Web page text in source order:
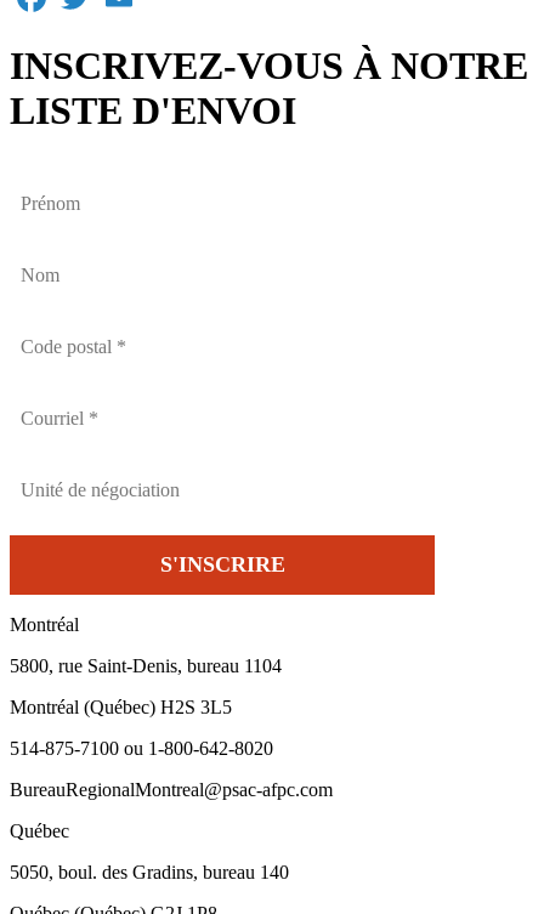
INSCRIVEZ-VOUS À NOTRE
LISTE D'ENVOI
Montréal
5800, rue Saint-Denis, bureau 1104
Montréal (Québec) H2S 3L5
514-875-7100 ou 1-800-642-8020
BureauRegionalMontreal@psac-afpc.com
Québec
5050, boul. des Gradins, bureau 140